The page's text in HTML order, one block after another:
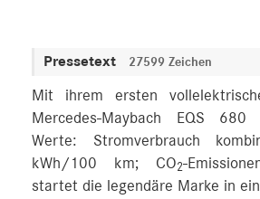
Pressetext 27599 Zeichen
Mit ihrem ersten
Mercedes-Maybach EQS 680
Werte: Stromverbrauch
kWh/100 km; CO2-
startet die legendäre Marke in